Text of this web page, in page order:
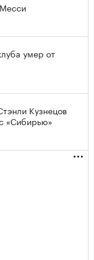
умер от
Кузнецов
«Сибирью»